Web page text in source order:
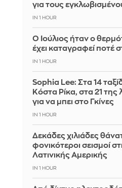
για τους
IN 1 HOUR
Ο Ιούλιος ήταν ο
έχει καταγραφεί ποτέ
IN 1 HOUR
Sophia Lee: Στα 14
Κόστα Ρίκα, στα 21 της
για να μπει στο Γκίνες
IN 1 HOUR
Δεκάδες χιλιάδες
φονικότεροι σεισμοί
Λατινικής Αμερικής
IN 1 HOUR